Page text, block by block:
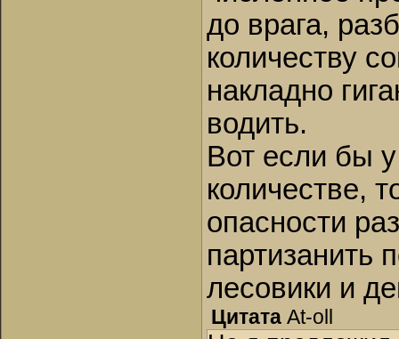
до врага,
количеству
накладно
водить.
Вот если бы
количестве,
опасности
партизанить
лесовики и
Цитата At-oll